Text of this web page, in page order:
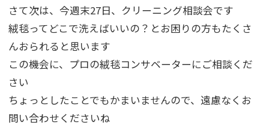
さて次は、今週末27日、クリーニング相談会です
絨毯ってどこで洗えばいいの？とお困りの方もたくさ
んおられると思います
この機会に、プロの絨毯コンサベーターにご相談くだ
さい
ちょっとしたことでもかまいませんので、遠慮なくお
問い合わせくださいね